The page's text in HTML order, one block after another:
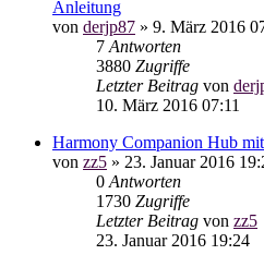
Anleitung
von derjp87 » 9. März 2016
7 Antworten
3880 Zugriffe
Letzter Beitrag von
10. März 2016 07:11
Harmony Companion Hub
von zz5 » 23. Januar 2016
0 Antworten
1730 Zugriffe
Letzter Beitrag von zz5
23. Januar 2016 19:24